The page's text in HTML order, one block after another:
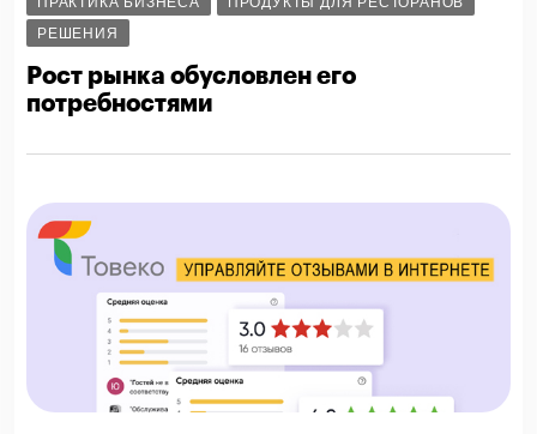
РЕШЕНИЯ
Рост рынка обусловлен его
потребностями